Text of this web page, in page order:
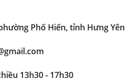
Phố Hiến, tỉnh Hưng Yên
13h30 - 17h30